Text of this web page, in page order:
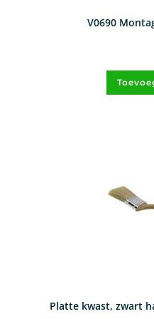
V0690
Platte kwast, zwart